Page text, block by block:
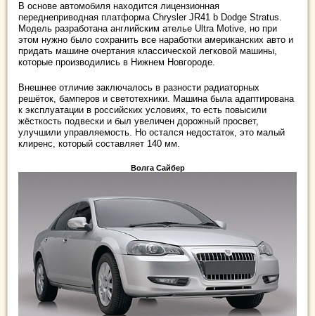
В основе автомобиля находится лицензионная
переднеприводная платформа Chrysler JR41 b Dodge Stratus.
Модель разработана английским ателье Ultra Motive, но при
этом нужно было сохранить все наработки американских авто и
придать машине очертания классической легковой машины,
которые производились в Нижнем Новгороде.
Внешнее отличие заключалось в разности радиаторных
решёток, бамперов и светотехники. Машина была адаптирована
к эксплуатации в российских условиях, то есть повысили
жёсткость подвески и был увеличен дорожный просвет,
улучшили управляемость. Но остался недостаток, это малый
клиренс, который составляет 140 мм.
Волга Сайбер